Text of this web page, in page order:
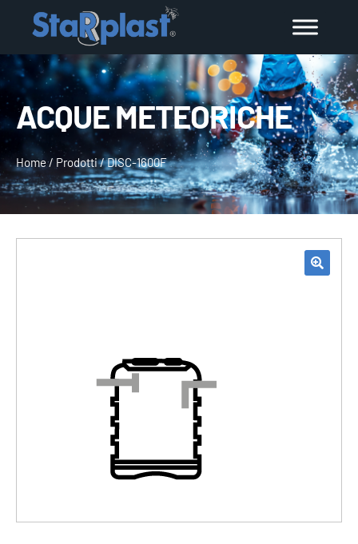
ACQUE METEORICHE
Home/ Prodotti/DISC-1600F